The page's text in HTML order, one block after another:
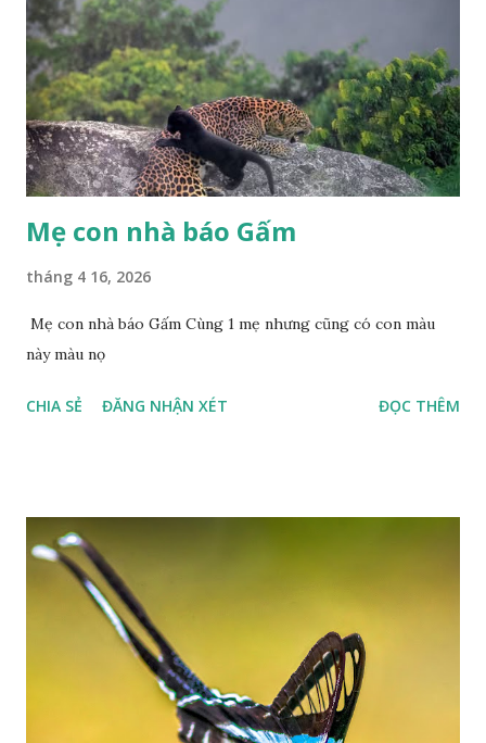
Mẹ con nhà báo Gấm
tháng 4 16, 2026
Mẹ con nhà báo Gấm Cùng 1 mẹ nhưng cũng có con màu
này màu nọ
CHIA SẺ ĐĂNG NHẬN XÉT ĐỌC THÊM